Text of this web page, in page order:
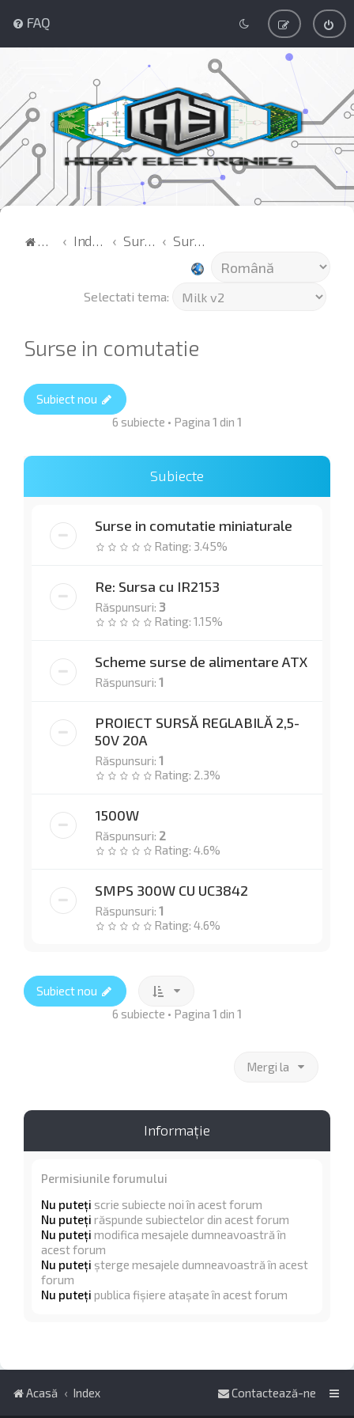
FAQ
Acasă Index Surse de alimentare Surse in comutatie
Selectati tema:
Surse in comutatie
Subiect nou
6 subiecte • Pagina 1 din 1
Subiecte
Surse in comutatie miniaturale
Rating: 3.45%
Re: Sursa cu IR2153
Răspunsuri: 3
Rating: 1.15%
Scheme surse de alimentare ATX
Răspunsuri: 1
PROIECT SURSĂ REGLABILĂ 2,5-
50V 20A
Răspunsuri: 1
Rating: 2.3%
1500W
Răspunsuri: 2
Rating: 4.6%
SMPS 300W CU UC3842
Răspunsuri: 1
Rating: 4.6%
Subiect nou
6 subiecte • Pagina 1 din 1
Mergi la
Informaţie
Permisiunile forumului
Nu puteţi scrie subiecte noi în acest forum
Nu puteţi răspunde subiectelor din acest forum
Nu puteţi modifica mesajele dumneavoastră în
acest forum
Nu puteţi şterge mesajele dumneavoastră în acest
forum
Nu puteţi publica fişiere ataşate în acest forum
Acasă Index Contactează-ne